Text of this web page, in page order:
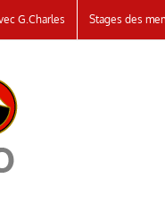
G.Charles Stages des